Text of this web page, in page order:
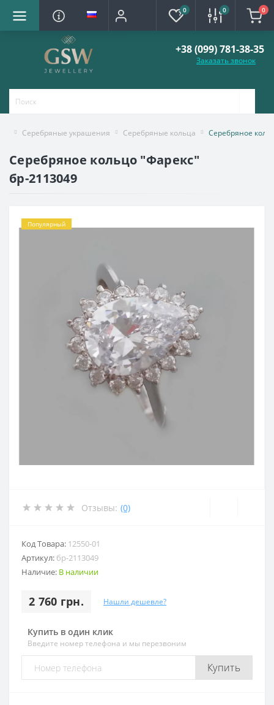
0 0 0
+38 (099) 781-38-35
Заказать звонок
Серебряные украшения Серебряные кольца Серебряное
Серебряное кольцо "Фарекс"
бр-2113049
Популярный
Отзывы: (0)
Код Товара: 12550-01
Артикул: бр-2113049
Наличие: В наличии
2 760 грн. Нашли дешевле?
Купить в один клик
Введите номер телефона и мы перезвоним
Купить